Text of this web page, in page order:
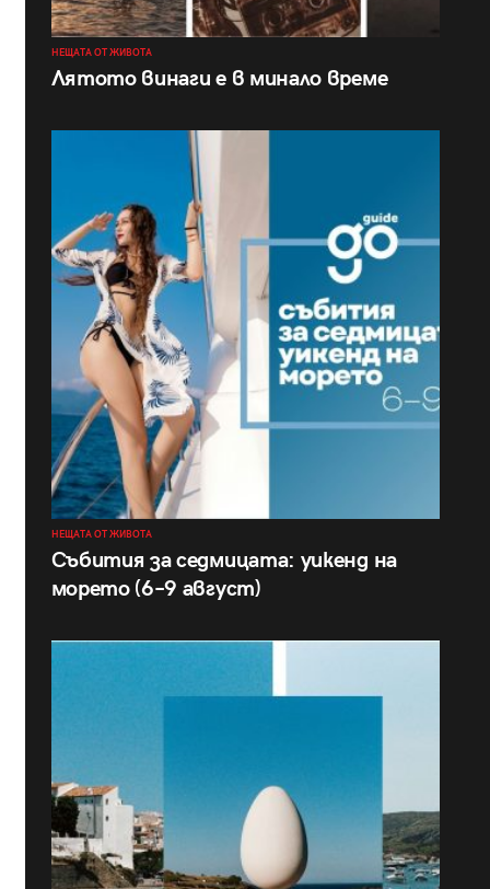
НЕЩАТА ОТ ЖИВОТА
Лятото винаги е в минало време
НЕЩАТА ОТ ЖИВОТА
Събития за седмицата: уикенд на
морето (6–9 август)